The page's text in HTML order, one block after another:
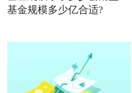
基金规模多少亿合适?